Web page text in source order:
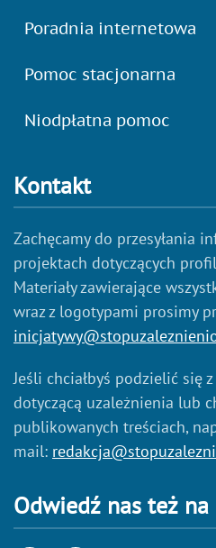
Poradnia internetowa
Pomoc stacjonarna
Niodpłatna pomoc
Kontakt
Zachęcamy do przesyłania
projektach dotyczących
Materiały zawierające
wraz z logotypami prosimy
Jeśli chciałbyś podzielić się
dotyczącą uzależnienia lub
publikowanych treściach,
mail:
Odwiedź nas też na